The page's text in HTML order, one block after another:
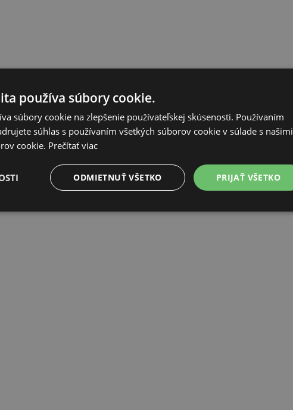
používa súbory cookie.
súbory cookie na zlepšenie používateľskej skúsenosti. Používaním
súhlas s používaním všetkých súborov cookie v súlade s našimi
cookie. Prečítať viac
PRIJAŤ VŠETKO
ODMIETNUŤ VŠETKO